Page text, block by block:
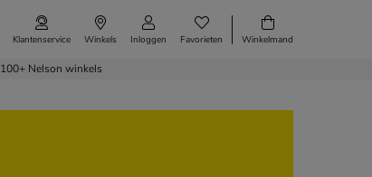
Klantenservice Winkels Inloggen Favorieten Winkelmand
100+ Nelson winkels